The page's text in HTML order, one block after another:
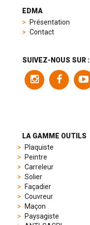
product
sporty
chronographs
elegant
watches.
model
EDMA
Présentation
Contact
SUIVEZ-NOUS SUR :
LA GAMME OUTILS
Plaquiste
Peintre
Carreleur
Solier
Façadier
Couvreur
Maçon
Paysagiste